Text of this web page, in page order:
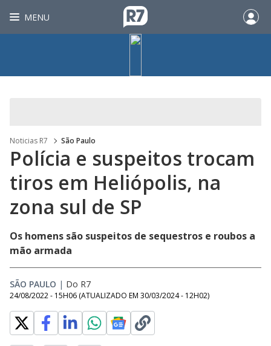
MENU
Noticias R7 São Paulo
Polícia e suspeitos trocam
tiros em Heliópolis, na
zona sul de SP
Os homens são suspeitos de sequestros e roubos a
mão armada
SÃO PAULO | Do R7
24/08/2022 - 15H06 (ATUALIZADO EM 30/03/2024 - 12H02)